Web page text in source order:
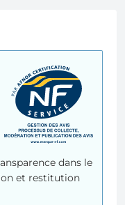
dans le
et restitution